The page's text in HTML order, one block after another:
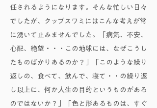
任されるようになります。そんな忙しい日々
でしたが、クップスワミにはこんな考えが常
に湧いて止みませんでした。「病気、不安、
心配、絶望・・・この地球には、なぜこうし
たものばかりあるのか？」「このような繰り
返しの、食べて、飲んで、寝て・・の繰り返
し以上に、何か人生の目的というものがある
のではないか？」「色と形あるものは、すぐ